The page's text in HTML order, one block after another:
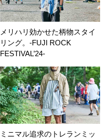
メリハリ効かせた柄物スタイ
リング。-FUJI ROCK
FESTIVAL’24-
ミニマル追求のトレランミッ